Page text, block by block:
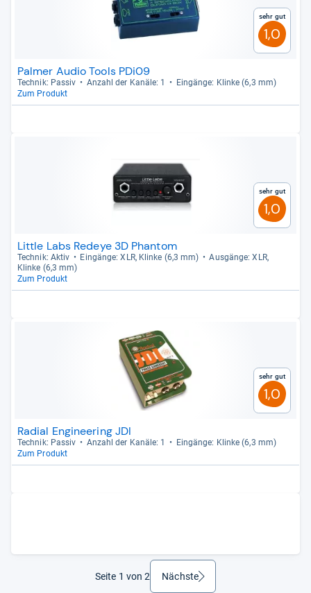
Sehr gut
1,0
Palmer Audio Tools PDi09
Tech­nik: Pas­siv Anzahl der Kanäle: 1
Ein­gänge: Klinke (6,3 mm)
Zum Produkt
Sehr gut
1,0
Little Labs Redeye 3D Phantom
Tech­nik: Aktiv Ein­gänge: XLR, Klinke (6,3 mm)
Aus­gänge: XLR,
Klinke (6,3 mm)
Zum Produkt
Sehr gut
1,0
Radial Engineering JDI
Tech­nik: Pas­siv Anzahl der Kanäle: 1
Ein­gänge: Klinke (6,3 mm)
Zum Produkt
Seite 1 von 2 Nächsteweiter